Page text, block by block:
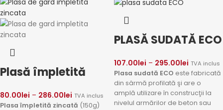
Plasă împletită
80.00lei – 286.00lei TVA inclus
Plasa împletită zincată (150g)
PLASĂ SUDATĂ ECO
107.00lei – 295.00lei TVA inclus
Plasa sudată ECO este fabricată
din sârmă profilată şi are o
amplă utilizare în construcţii la
nivelul armărilor de beton sau